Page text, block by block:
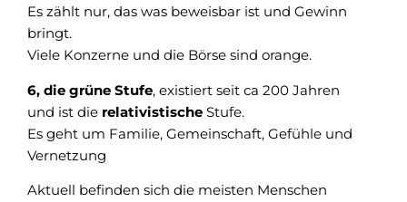
Es zählt nur, das was beweisbar ist und Gewinn
bringt.
Viele Konzerne und die Börse sind orange.
6, die grüne Stufe, existiert seit ca 200 Jahren
und ist die relativistische Stufe.
Es geht um Familie, Gemeinschaft, Gefühle und
Vernetzung
Aktuell befinden sich die meisten Menschen